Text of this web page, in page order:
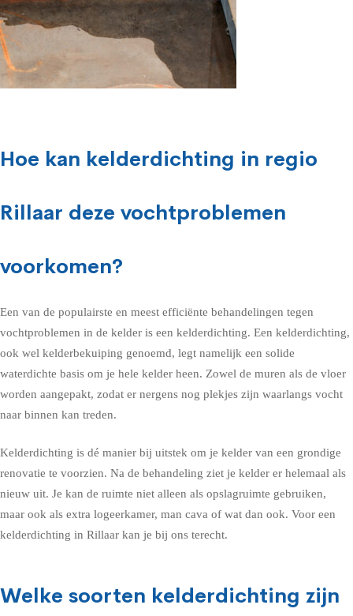
Hoe kan kelderdichting in regio
Rillaar deze vochtproblemen
voorkomen?
Een van de populairste en meest efficiënte behandelingen tegen
vochtproblemen in de kelder is een kelderdichting. Een kelderdichting,
ook wel kelderbekuiping genoemd, legt namelijk een solide
waterdichte basis om je hele kelder heen. Zowel de muren als de vloer
worden aangepakt, zodat er nergens nog plekjes zijn waarlangs vocht
naar binnen kan treden.
Kelderdichting is dé manier bij uitstek om je kelder van een grondige
renovatie te voorzien. Na de behandeling ziet je kelder er helemaal als
nieuw uit. Je kan de ruimte niet alleen als opslagruimte gebruiken,
maar ook als extra logeerkamer, man cava of wat dan ook. Voor een
kelderdichting in Rillaar kan je bij ons terecht.
Welke soorten kelderdichting zijn